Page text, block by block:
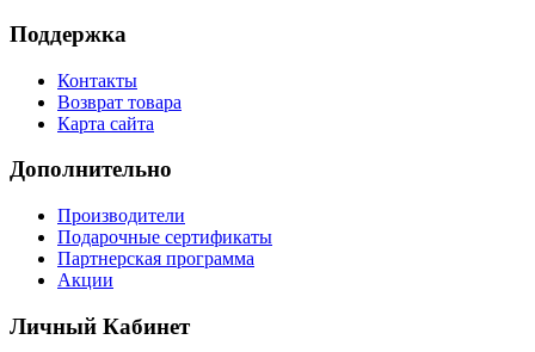
Поддержка
Контакты
Возврат товара
Карта сайта
Дополнительно
Производители
Подарочные сертификаты
Партнерская программа
Акции
Личный Кабинет